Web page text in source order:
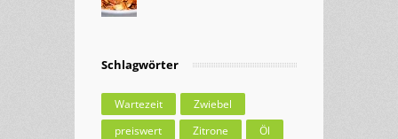
Schlagwörter
Wartezeit
Zwiebel
preiswert
Zitrone
Öl